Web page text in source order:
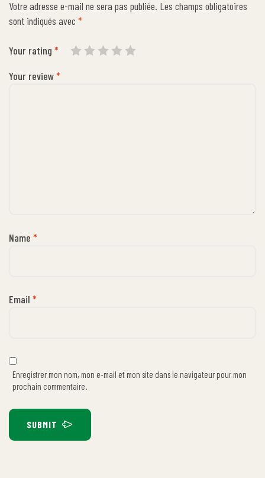
Votre adresse e-mail ne sera pas publiée. Les champs obligatoires
sont indiqués avec *
Your rating *
Your review*
Name *
Email *
Enregistrer mon nom, mon e-mail et mon site dans le navigateur pour mon
prochain commentaire.
SUBMIT